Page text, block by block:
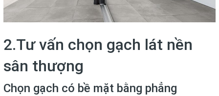
2.Tư vấn chọn gạch lát nền
sân thượng
Chọn gạch có bề mặt bằng phẳng